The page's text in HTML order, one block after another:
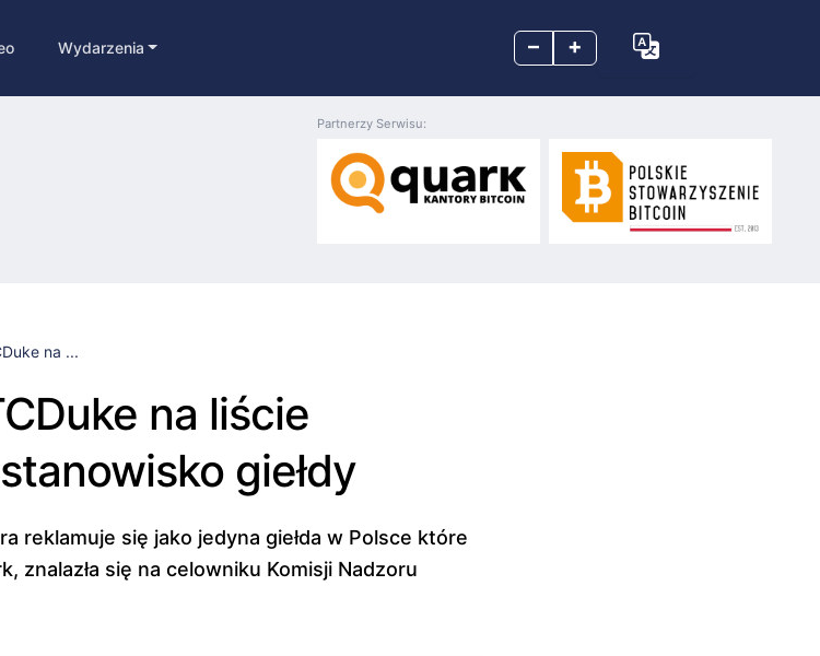
– +
Wydarzenia
Partnerzy Serwisu:
na ...
na liście
giełdy
reklamuje się jako jedyna giełda w Polsce które
znalazła się na celowniku Komisji Nadzoru